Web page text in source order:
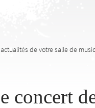
de votre salle de
concert